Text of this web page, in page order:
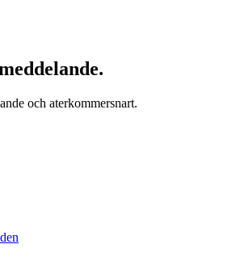
och aterkommersnart.